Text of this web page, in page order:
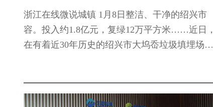
浙江在线微说城镇 1月8日整洁、干净的绍兴市
容。投入约1.8亿元，复绿12万平方米……近日，
在有着近30年历史的绍兴市大坞岙垃圾填埋场，